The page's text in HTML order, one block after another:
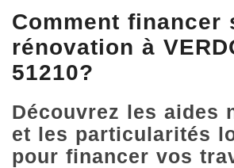
Comment financer
rénovation à
51210?
Découvrez les aides
et les particularités
pour financer vos